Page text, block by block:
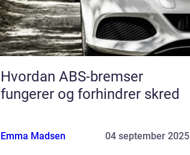
Hvordan ABS-bremser
fungerer og forhindrer skred
Emma Madsen 04 september 2025